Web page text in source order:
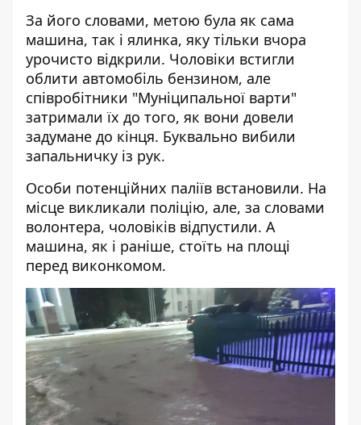
За його словами, метою була як сама
машина, так і ялинка, яку тільки вчора
урочисто відкрили. Чоловіки встигли
облити автомобіль бензином, але
співробітники "Муніципальної варти"
затримали їх до того, як вони довели
задумане до кінця. Буквально вибили
запальничку із рук.
Особи потенційних паліїв встановили. На
місце викликали поліцію, але, за словами
волонтера, чоловіків відпустили. А
машина, як і раніше, стоїть на площі
перед виконкомом.